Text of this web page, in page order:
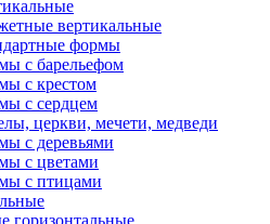
вертикальные
формы
с барельефом
с крестом
с сердцем
церкви, мечети, медведи
с деревьями
с цветами
с птицами
горизонтальные